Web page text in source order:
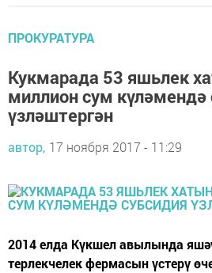
ПРОКУРАТУРА
Кукмарада 53 яшьлек
миллион сум күләмендә
үзләштергән
автор, 17 ноября 2017 - 11:29
2014 елда Күкшел авылында
терлекчелек фермасын үстерү